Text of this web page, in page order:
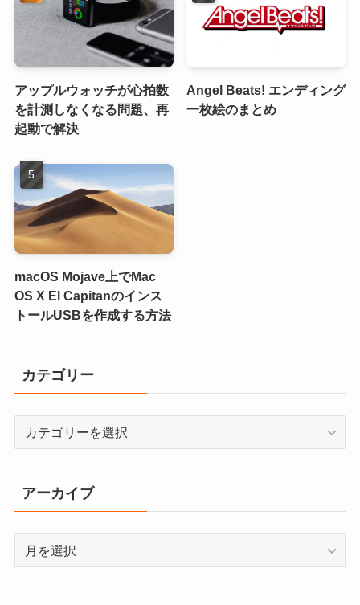
アップルウォッチが心拍数
を計測しなくなる問題、再
起動で解決
Angel Beats! エンディング
一枚絵のまとめ
macOS Mojave上でMac
OS X El Capitanのインス
トールUSBを作成する方法
カテゴリー
リ
ー
アーカイブ